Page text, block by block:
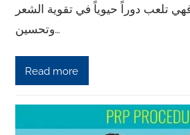
تلعب دوراً حيوياً في تقوية الشعر
وتحسين…
Read more